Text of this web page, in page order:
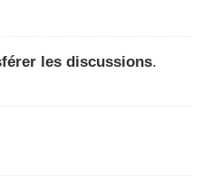
les discussions.